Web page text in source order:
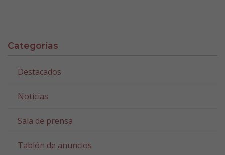
Categorías
Destacados
Noticias
Sala de prensa
Tablón de anuncios